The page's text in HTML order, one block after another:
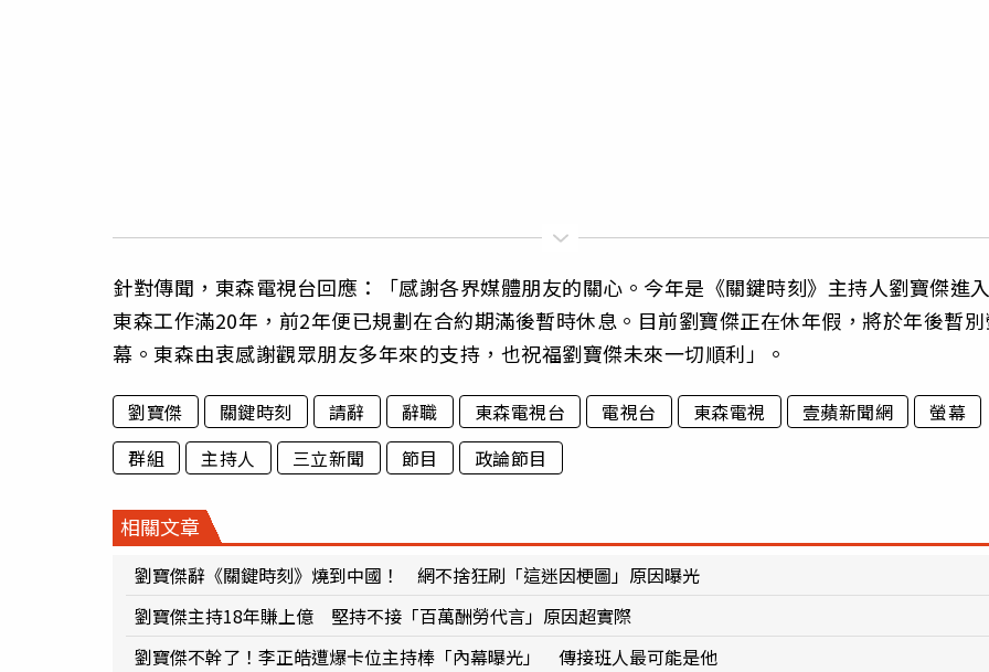
針對傳聞，東森電視台回應：「感謝各界媒體朋友的關心。今年是《關鍵時刻》主持人劉寶傑進
東森工作滿20年，前2年便已規劃在合約期滿後暫時休息。目前劉寶傑正在休年假，將於年後暫
幕。東森由衷感謝觀眾朋友多年來的支持，也祝福劉寶傑未來一切順利」。
劉寶傑 關鍵時刻 請辭 辭職 東森電視台 電視台 東森電視 壹蘋新聞網
螢幕
群組
主持人 三立新聞 節目 政論節目
相關文章
劉寶傑辭《關鍵時刻》燒到中國！ 網不捨狂刷「這迷因梗圖」原因曝光
劉寶傑主持18年賺上億 堅持不接「百萬酬勞代言」原因超實際
劉寶傑不幹了！李正皓遭爆卡位主持棒「內幕曝光」 傳接班人最可能是他